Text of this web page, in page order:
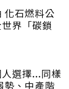
化石燃料公
界「碳鎖
選擇...同樣
勢、中產階